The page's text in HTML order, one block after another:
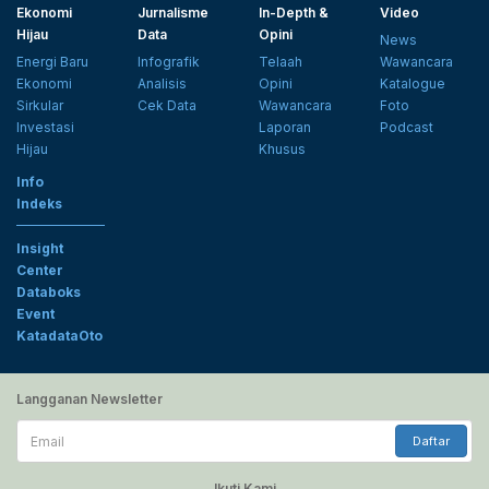
Ekonomi
Hijau
Energi Baru
Ekonomi
Sirkular
Investasi
Hijau
Jurnalisme
Data
Infografik
Analisis
Cek Data
In-Depth &
Opini
Telaah
Opini
Wawancara
Laporan
Khusus
Video
News
Wawancara
Katalogue
Foto
Podcast
Info
Indeks
Insight
Center
Databoks
Event
KatadataOto
Langganan Newsletter
Email
Daftar